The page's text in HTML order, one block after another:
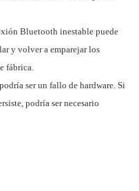
Bluetooth inestable puede
y volver a emparejar los
fábrica.
ser un fallo de hardware. Si
podría ser necesario